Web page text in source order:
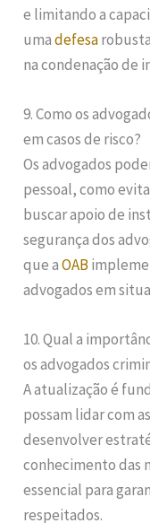
e limitando a
umadefesa
na condenação de
9. Como os
em casos de risco?
Os advogados
pessoal, como
buscar apoio de
segurança dos
que aOAB
advogados em
10. Qual a
os advogados
A atualização é
possam lidar com
desenvolver
conhecimento das
essencial para
respeitados.